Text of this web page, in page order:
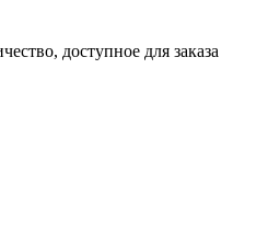
доступное для заказа